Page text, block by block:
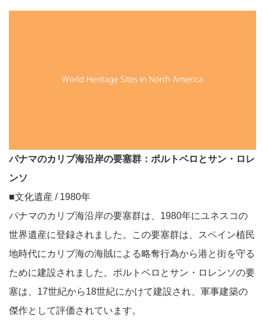
パナマのカリブ海沿岸の要塞群：ポルトベロとサン・ロレ
ンソ
■文化遺産 / 1980年
パナマのカリブ海沿岸の要塞群は、1980年にユネスコの
世界遺産に登録されました。この要塞群は、スペイン植民
地時代にカリブ海の海賊による略奪行為から港と街を守る
ために建設されました。ポルトベロとサン・ロレンソの要
塞は、17世紀から18世紀にかけて建設され、軍事建築の
傑作として評価されています。